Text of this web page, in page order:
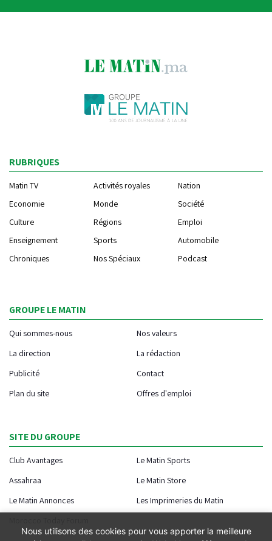
RUBRIQUES
Matin TV Activités royales
Nation
Economie
Monde
Société
Culture
Régions
Emploi
Enseignement
Sports
Automobile
Chroniques
Nos Spéciaux Podcast
GROUPE LE MATIN
Qui sommes-nous
Nos valeurs
La direction
La rédaction
Publicité
Contact
Plan du site
Offres d'emploi
SITE DU GROUPE
Club Avantages
Le Matin Sports
Assahraa
Le Matin Store
Le Matin Annonces
Les Imprimeries du Matin
Nous utilisons des cookies pour vous apporter la meilleure